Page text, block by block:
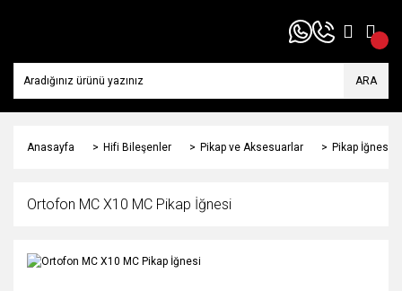
ARA
Anasayfa Hifi Bileşenler Pikap ve Aksesuarlar Pikap İğnesi
Ortofon MC X10 MC Pikap İğnesi